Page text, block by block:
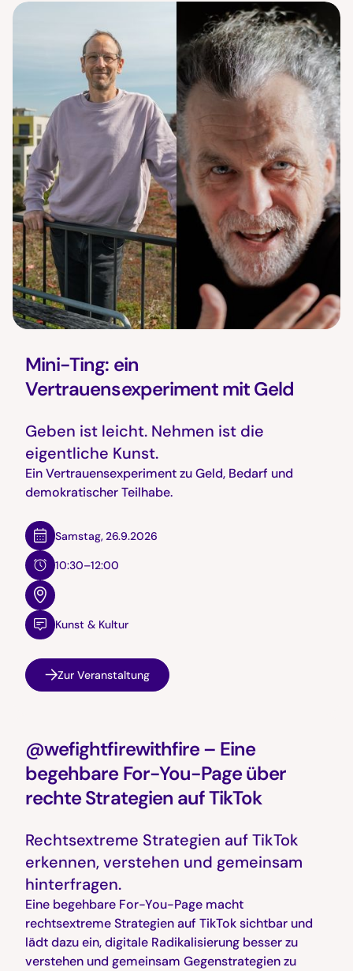
Mini-Ting: ein
Vertrauensexperiment mit Geld
Geben ist leicht. Nehmen ist die
eigentliche Kunst.
Ein Vertrauensexperiment zu Geld, Bedarf und
demokratischer Teilhabe.
Samstag,26.9.2026
10:30–12:00
Kunst & Kultur
Zur Veranstaltung
@wefightfirewithfire – Eine
begehbare For-You-Page über
rechte Strategien auf TikTok
Rechtsextreme Strategien auf TikTok
erkennen, verstehen und gemeinsam
hinterfragen.
Eine begehbare For-You-Page macht
rechtsextreme Strategien auf TikTok sichtbar und
lädt dazu ein, digitale Radikalisierung besser zu
verstehen und gemeinsam Gegenstrategien zu